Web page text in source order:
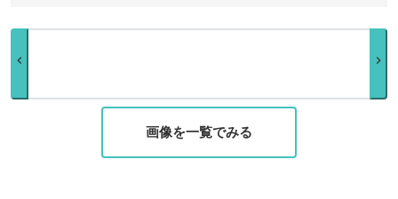
chevron_left chevron_right
画像を一覧でみる